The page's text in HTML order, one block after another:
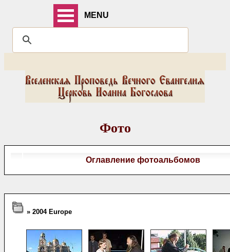
MENU
Фото
Оглавление фотоальбомов
» 2004 Europe